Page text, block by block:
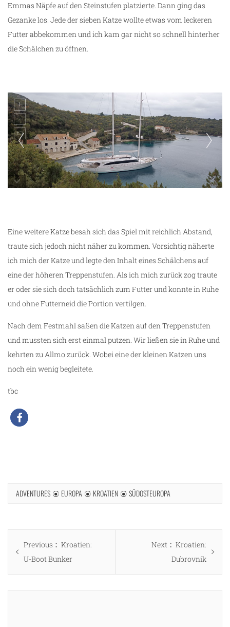
Emmas Näpfe auf den Steinstufen platzierte. Dann ging das
Gezanke los. Jede der sieben Katze wollte etwas vom leckeren
Futter abbekommen und ich kam gar nicht so schnell hinterher
die Schälchen zu öffnen.
Eine weitere Katze besah sich das Spiel mit reichlich Abstand,
traute sich jedoch nicht näher zu kommen. Vorsichtig näherte
ich mich der Katze und legte den Inhalt eines Schälchens auf
eine der höheren Treppenstufen. Als ich mich zurück zog traute
er oder sie sich doch tatsächlich zum Futter und konnte in Ruhe
und ohne Futterneid die Portion vertilgen.
Nach dem Festmahl saßen die Katzen auf den Treppenstufen
und mussten sich erst einmal putzen. Wir ließen sie in Ruhe und
kehrten zu Allmo zurück. Wobei eine der kleinen Katzen uns
noch ein wenig begleitete.
tbc
ADVENTURES EUROPA KROATIEN SÜDOSTEUROPA
Beitragsnavigation
Previous
Previous
post:
Kroatien:
U-Boot Bunker
Next
Next
post:
Kroatien:
Dubrovnik